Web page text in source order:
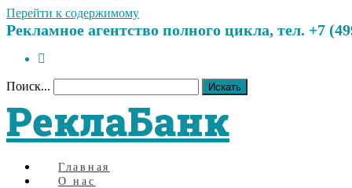
Перейти к содержимому
Рекламное агентство полного цикла, тел. +7
Поиск... Искать
РеклаБанк
Главная
О нас